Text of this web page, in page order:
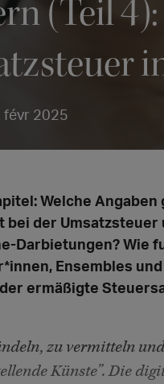
(Teil
févr 2025
Welche
der Umsatzsteuer
Darbietungen? Wie
Ensembles
ermäßigte
zu vermitteln
Künste”. Die